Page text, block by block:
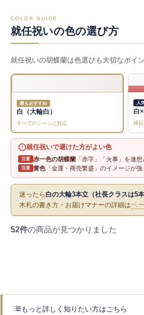
COLOR GUIDE
就任祝いの色の選び方
就任祝いの胡蝶蘭は色選びも大切なポイ
最もおすすめ
白（大輪白）
すべてのシーンに対応
人
白
縁
就任祝いで避けた方がよい色
注意 赤一色の胡蝶蘭 「赤字」「火事」を連
注意 黄色「金運・商売繁盛」のイメージが
迷ったら 白の大輪3本立（社長クラスは5本
木札の書き方・お届けマナーの詳細はペ
52件の商品が見つかりました
もっと詳しく知りたい方はこちら